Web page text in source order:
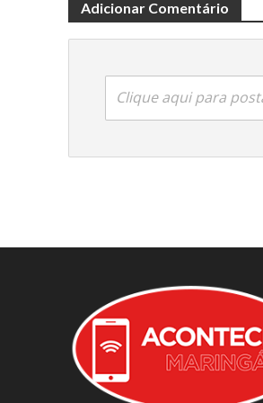
Adicionar Comentário
Clique aqui para